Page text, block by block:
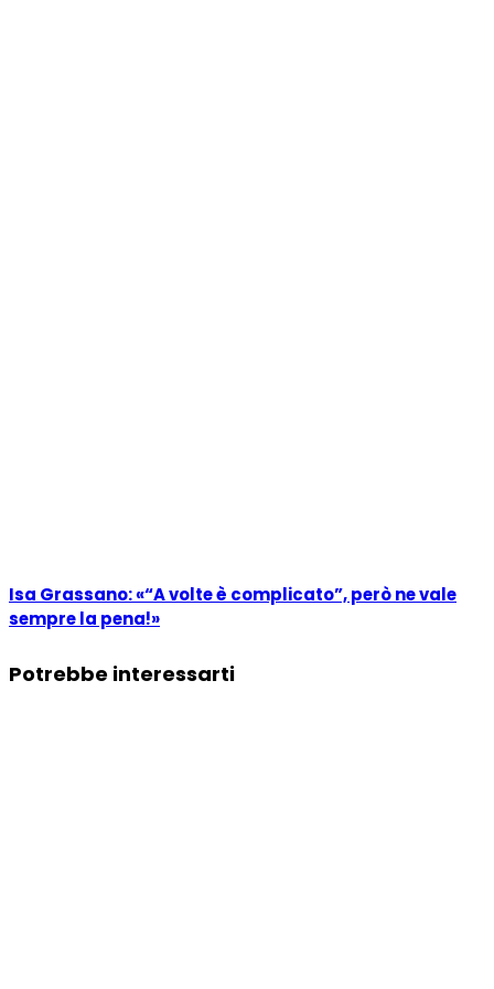
Isa Grassano: «“A volte è complicato”, però ne vale
sempre la pena!»
Potrebbe interessarti